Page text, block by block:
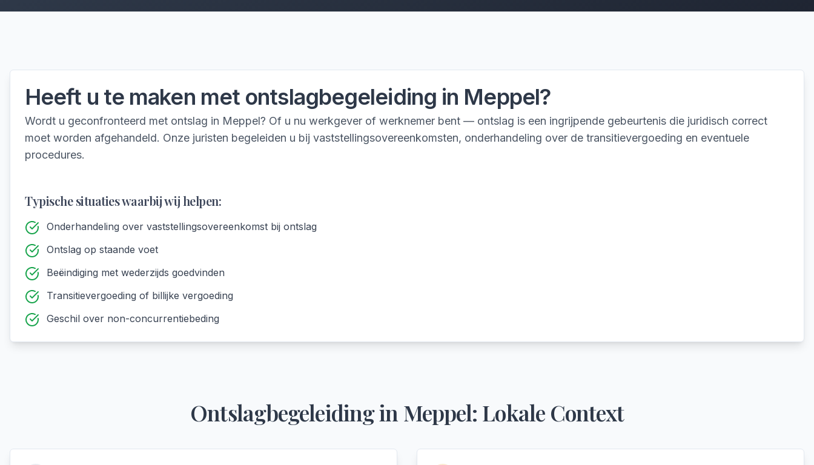
Heeft u te maken met ontslagbegeleiding in Meppel?
Wordt u geconfronteerd met ontslag in Meppel? Of u nu werkgever of werknemer bent — ontslag is een ingrijpende gebeurtenis die juridisch correct
moet worden afgehandeld. Onze juristen begeleiden u bij vaststellingsovereenkomsten, onderhandeling over de transitievergoeding en eventuele
procedures.
Typische situaties waarbij wij helpen:
Onderhandeling over vaststellingsovereenkomst bij ontslag
Ontslag op staande voet
Beëindiging met wederzijds goedvinden
Transitievergoeding of billijke vergoeding
Geschil over non-concurrentiebeding
Ontslagbegeleidingin Meppel: Lokale Context